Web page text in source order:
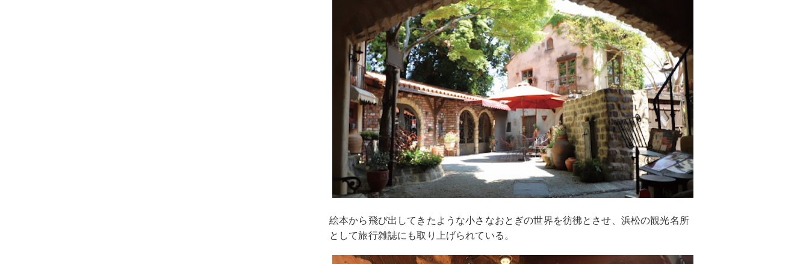
絵本から飛び出してきたような小さなおとぎの世界を彷彿とさせ、浜松の観光名所
として旅行雑誌にも取り上げられている。